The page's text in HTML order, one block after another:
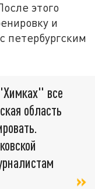
этого
и
петербургским
все
область